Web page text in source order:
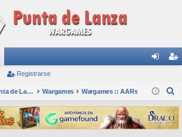
nti
fic
ar
ist
ra
rs
Registrarse
Foro Punta de Lanza Wargames Wargames Wargames :: AARs
s
c